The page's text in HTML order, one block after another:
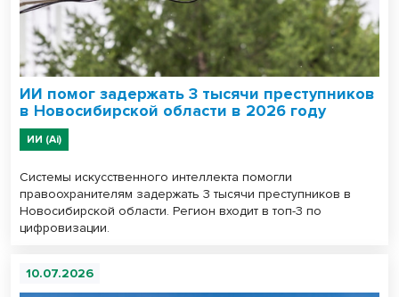
ИИ помог задержать 3 тысячи преступников
в Новосибирской области в 2026 году
ИИ (Ai)
Системы искусственного интеллекта помогли
правоохранителям задержать 3 тысячи преступников в
Новосибирской области. Регион входит в топ-3 по
цифровизации.
10.07.2026